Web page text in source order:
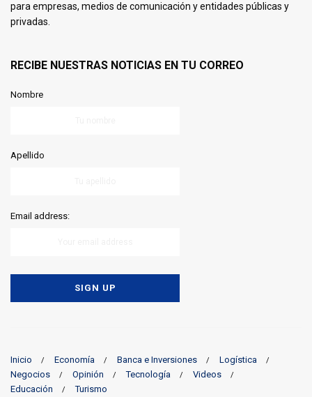
para empresas, medios de comunicación y entidades públicas y
privadas.
RECIBE NUESTRAS NOTICIAS EN TU CORREO
Nombre
Apellido
Email address:
Inicio Economía Banca e Inversiones
Logística
Negocios
Opinión Tecnología
Videos
Educación
Turismo